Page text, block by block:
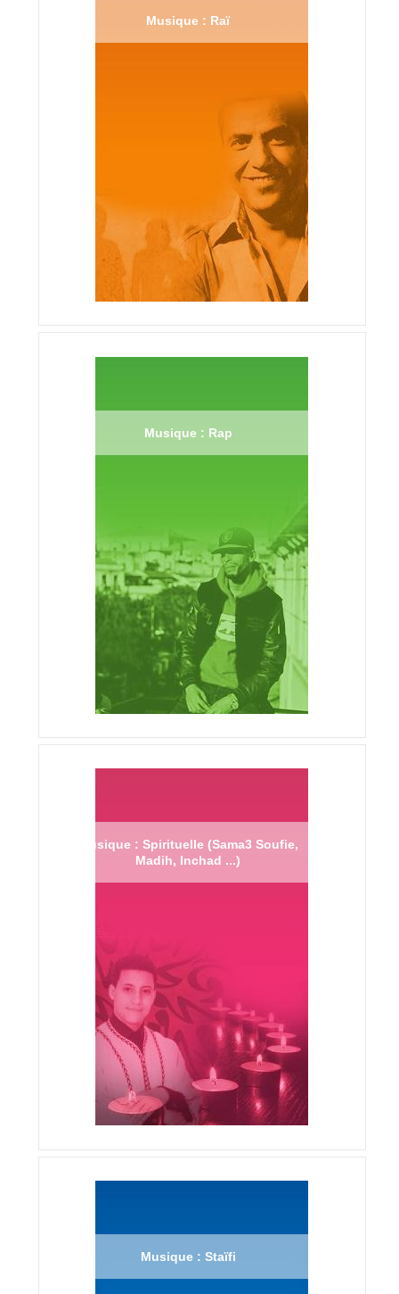
Musique : Raï
Musique : Rap
Musique : Spirituelle (Sama3 Soufie,
Madih, Inchad ...)
Musique : Staïfi